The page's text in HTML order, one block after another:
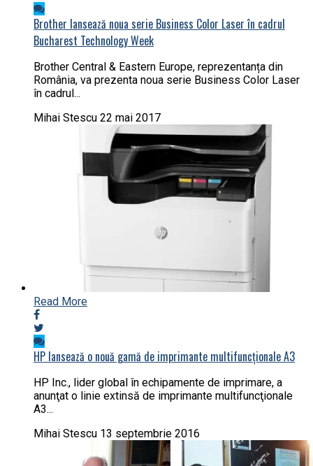
Brother lansează noua serie Business Color Laser în cadrul
Bucharest Technology Week
Brother Central & Eastern Europe, reprezentanța din
România, va prezenta noua serie Business Color Laser
în cadrul...
Mihai Stescu 22 mai 2017
Read More
HP lansează o nouă gamă de imprimante multifuncționale A3
HP Inc., lider global în echipamente de imprimare, a
anunţat o linie extinsă de imprimante multifuncţionale
A3...
Mihai Stescu 13 septembrie 2016